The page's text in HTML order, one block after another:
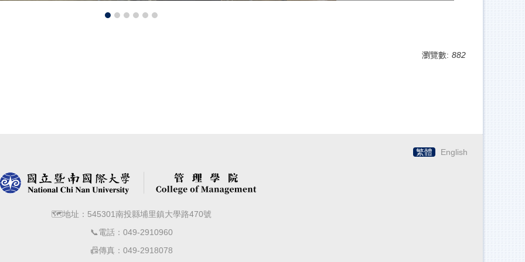
瀏覽數: 882
繁體 English
🗺️地址：545301南投縣埔里鎮大學路470號
📞電話：049-2910960
📠傳真：049-2918078